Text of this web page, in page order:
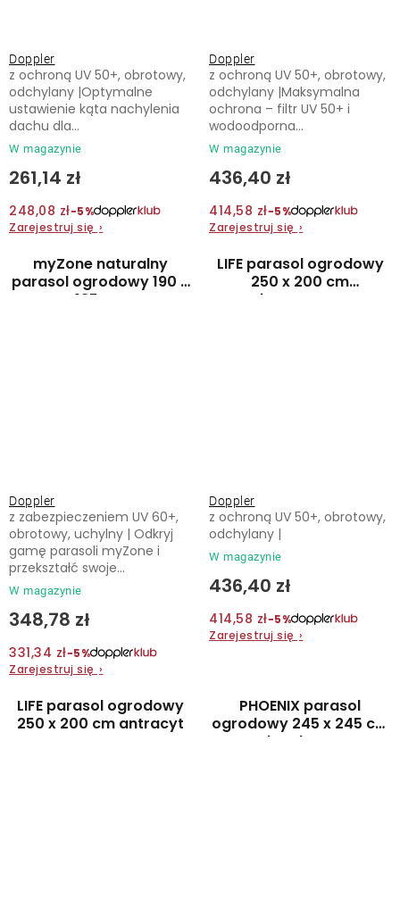
Doppler
W magazynie
261,14 zł
248,08 zł−5%
Zarejestruj się ›
z ochroną UV 50+, obrotowy,
odchylany |Optymalne
ustawienie kąta nachylenia
dachu dla...
Doppler
W magazynie
436,40 zł
414,58 zł−5%
Zarejestruj się ›
z ochroną UV 50+, obrotowy,
odchylany |Maksymalna
ochrona – filtr UV 50+ i
wodoodporna...
myZone naturalny
parasol ogrodowy 190 x
125 cm
Doppler
W magazynie
348,78 zł
331,34 zł−5%
Zarejestruj się ›
z zabezpieczeniem UV 60+,
obrotowy, uchylny | Odkryj
gamę parasoli myZone i
przekształć swoje...
LIFE parasol ogrodowy
250 x 200 cm
jasnoszary
Doppler
W magazynie
436,40 zł
414,58 zł−5%
Zarejestruj się ›
z ochroną UV 50+, obrotowy,
odchylany |
LIFE parasol ogrodowy
250 x 200 cm antracyt
PHOENIX parasol
ogrodowy 245 x 245 cm
bordowy